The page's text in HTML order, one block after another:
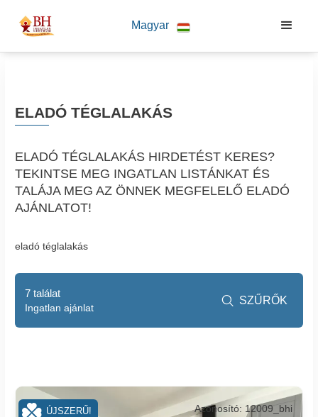
Magyar
ELADÓ TÉGLALAKÁS
ELADÓ TÉGLALAKÁS HIRDETÉST KERES?
TEKINTSE MEG INGATLAN LISTÁNKAT ÉS
TALÁJA MEG AZ ÖNNEK MEGFELELŐ ELADÓ
AJÁNLATOT!
eladó téglalakás
Azonosító: 12009_bhi
ÚJSZERŰ!
7 találat
Ingatlan ajánlat
 SZŰRŐK